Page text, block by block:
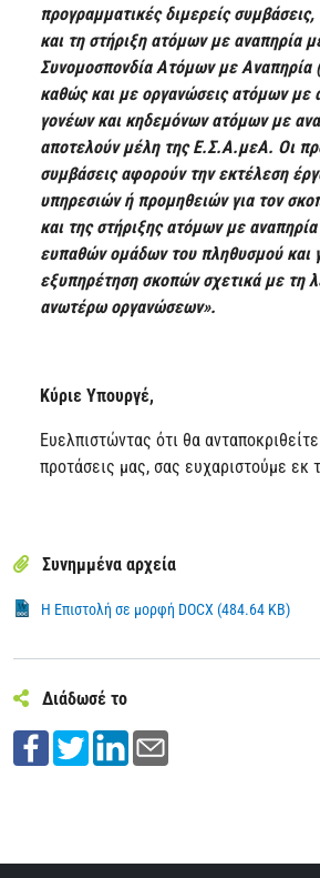
προγραμματικές διμερείς συμβάσεις,
και τη στήριξη ατόμων με αναπηρία
Συνομοσπονδία Ατόμων με
καθώς και με οργανώσεις ατόμων με
γονέων και κηδεμόνων ατόμων με
αποτελούν μέλη της Ε.Σ.Α.μεΑ. Οι
συμβάσεις αφορούν την εκτέλεση
υπηρεσιών ή προμηθειών για τον
και της στήριξης ατόμων με
ευπαθών ομάδων του πληθυσμού και
εξυπηρέτηση σκοπών σχετικά με τη
ανωτέρω οργανώσεων».
Κύριε Υπουργέ,
Ευελπιστώντας ότι θα
προτάσεις μας, σας ευχαριστούμε εκ
Συνημμένα αρχεία
Η Επιστολή σε μορφή DOCX (484.64 KB)
Διάδωσέ το